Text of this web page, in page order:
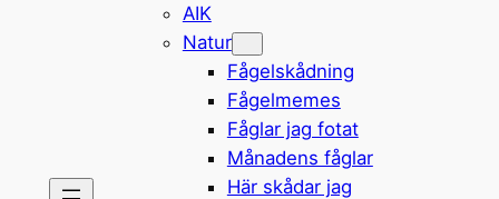
AIK
Natur
Fågelskådning
Fågelmemes
Fåglar jag fotat
Månadens fåglar
Här skådar jag